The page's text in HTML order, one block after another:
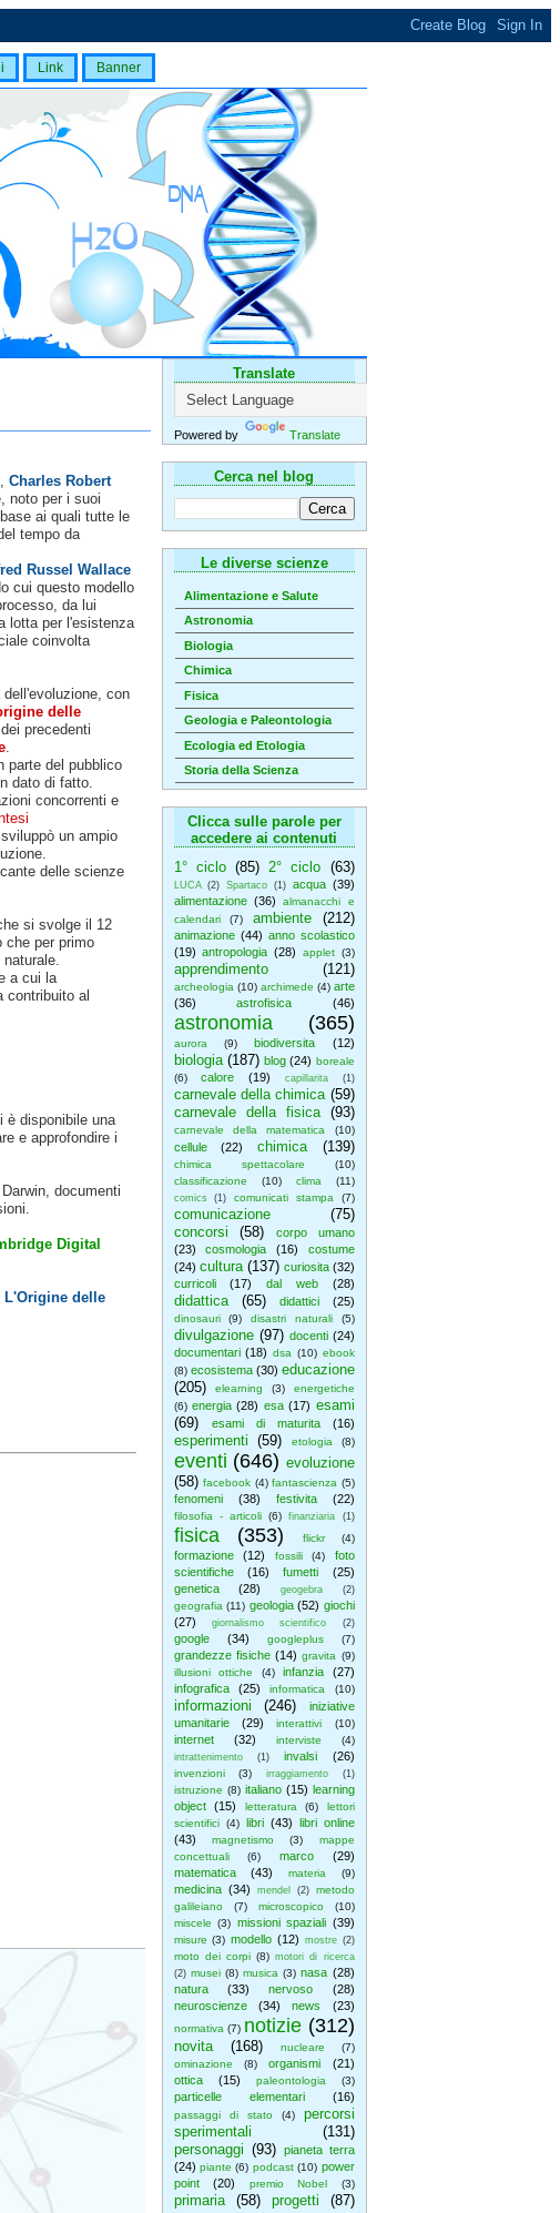
Link Banner
Translate
Powered by Translate
Cerca nel blog
Le diverse scienze
Alimentazione e Salute
Astronomia
Biologia
Chimica
Fisica
Geologia e Paleontologia
Ecologia ed Etologia
Storia della Scienza
Clicca sulle parole per
accedere ai contenuti
1° ciclo (85) 2° ciclo (63)
LUCA (2) Spartaco (1) acqua (39)
alimentazione (36)
almanacchi e
calendari
(7) ambiente (212)
animazione (44) anno scolastico
(19) antropologia (28) applet (3)
apprendimento (121)
archeologia (10) archimede (4) arte
(36)
astrofisica (46)
astronomia (365)
aurora (9) biodiversita (12)
biologia (187) blog (24) boreale
(6)
calore (19) capillarita (1)
carnevale della chimica (59)
carnevale della fisica
(93)
carnevale della matematica (10)
cellule (22) chimica (139)
chimica spettacolare
(10)
classificazione
(10) clima (11)
comics (1) comunicati stampa (7)
comunicazione
(75)
concorsi
(58)
corpo umano
(23)
cosmologia (16)
costume
(24) cultura (137) curiosita (32)
curricoli
(17) dal web (28)
didattica (65) didattici (25)
dinosauri (9) disastri naturali (5)
divulgazione (97) docenti (24)
documentari (18) dsa (10) ebook
(8) ecosistema (30) educazione
(205)
elearning (3)
energetiche
(6) energia (28) esa (17) esami
(69)
esami di maturita (16)
esperimenti (59) etologia (8)
eventi (646) evoluzione
(58) facebook (4) fantascienza (5)
fenomeni (38) festivita (22)
filosofia - articoli (6) finanziaria (1)
fisica (353) flickr (4)
formazione (12) fossili (4)
foto
scientifiche
(16) fumetti
(25)
genetica
(28) geogebra (2)
geografia (11) geologia (52) giochi
(27)
giornalismo scientifico (2)
google (34) googleplus (7)
grandezze fisiche (14) gravita (9)
illusioni ottiche
(4) infanzia
(27)
infografica
(25) informatica (10)
informazioni (246)
iniziative
umanitarie
(29) interattivi (10)
internet (32) interviste (4)
intrattenimento (1) invalsi (26)
invenzioni (3) irraggiamento (1)
istruzione (8) italiano (15) learning
object
(15) letteratura (6)
lettori
scientifici (4) libri (43) libri online
(43)
magnetismo (3)
mappe
concettuali
(6) marco
(29)
matematica
(43) materia (9)
medicina (34) mendel (2)
metodo
galileiano
(7) microscopico
(10)
miscele (3) missioni spaziali (39)
misure (3) modello (12) mostre (2)
moto dei corpi (8) motori di ricerca
(2) musei (8) musica (3) nasa (28)
natura
(33) nervoso
(28)
neuroscienze
(34) news (23)
normativa (7) notizie (312)
novita (168) nucleare
(7)
ominazione
(8) organismi
(21)
ottica
(15) paleontologia (3)
particelle elementari (16)
passaggi di stato (4)
percorsi
sperimentali
(131)
personaggi (93)
pianeta terra
(24) piante (6) podcast (10) power
point
(20) premio Nobel (3)
primaria (58) progetti (87)
Charles Robert
noto per i suoi
ai quali tutte le
tempo da
Russel Wallace
cui questo modello
da lui
lotta per l'esistenza
coinvolta
con
delle
precedenti
.
parte del pubblico
dato di fatto.
concorrenti e
un ampio
delle scienze
si svolge il 12
che per primo
a cui la
contribuito al
è disponibile una
e approfondire i
documenti
Digital
L'Origine delle